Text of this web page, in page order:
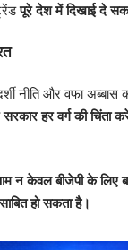
पूरे देश में दिखाई दे
नीति और वफा अब्बास
हर वर्ग की चिंता
न केवल बीजेपी के लिए
हो सकता है।